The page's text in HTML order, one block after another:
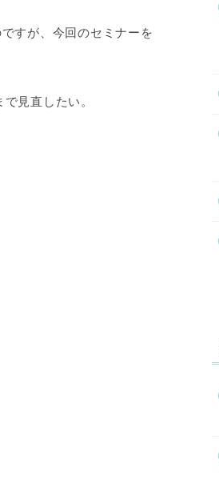
すが、今回のセミナーを
で見直したい。